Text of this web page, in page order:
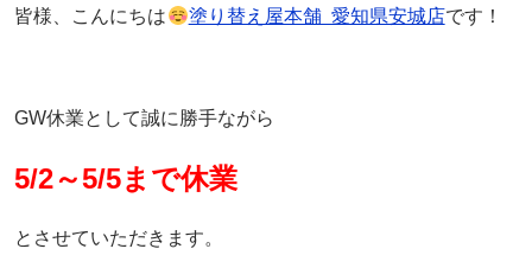
皆様、こんにちは 塗り替え屋本舗 愛知県安城店です！
GW休業として誠に勝手ながら
5/2～5/5まで休業
とさせていただきます。